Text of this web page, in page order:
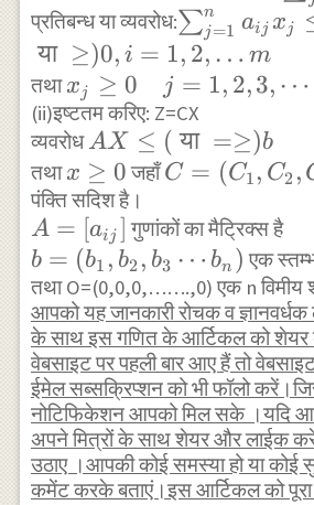
n} x_{n} \leq(\text{
या }=\text{ या }\geq )
b_{3}\\ \cdots \cdots
\cdots \cdots \cdots
\cdots \cdots \cdots
\cdots \\ a_{m 1}
x_{1}+a_{m_{2}}
x_{2}+a_{m 3}
x_{3}+\cdots+a_{m
n} x_{n} \leq(\text{
या }=\text{ या }\geq )
b_{m} \cdots(2)
c_{j}
प्रतिबन्ध या व्यवरोध:
a_{i j} x_{j}
\leq(\text {
}=\text { या
}\geq ) 0,
\ldots m
∑j =1
n aij xj
या ≥)0, i = 1, 2, … m
तथाx_{j}
\geq 0
\quad
j=1,2,3,
\cdots,
n
xj ≥ 0 j = 1, 2,3, ⋯
(ii)इष्टतम करिए: Z=CX
व्यवरोधA X
\leq
(\text {
या
}=\geq)
b
AX ≤ ( या =≥)b
तथाx
\geq
0
x ≥ 0 जहाँ
\ldots
C_{n}\right)
C = (C1, C2,
पंक्ति सदिश है।
A=\left
[ a_{ij}
\right ]
A = [aij गुणांकों का मैट्रिक्स है
b=\left(b_{1},
b_{2}, b_{3}
\cdots
b_{n}\right)
b = (b1 , b2, b3 ⋯ bn ) एक
तथा O=(0,0,0,…….,0) एक n विमीय
आपको यह जानकारी रोचक व
के साथ इस गणित के आर्टिकल को
वेबसाइट पर पहली बार आए हैं तो
ईमेल सब्सक्रिप्शन को भी फॉलो
नोटिफिकेशन आपको मिल सके ।यदि
अपने मित्रों के साथ शेयर और लाईक
उठाए ।आपकी कोई समस्या हो या कोई
कमेंट करके बताएं।इस आर्टिकल को